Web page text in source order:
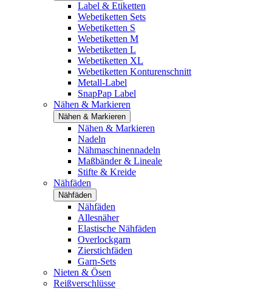
Label & Etiketten
Webetiketten Sets
Webetiketten S
Webetiketten M
Webetiketten L
Webetiketten XL
Webetiketten Konturenschnitt
Metall-Label
SnapPap Label
Nähen & Markieren
Nähen & Markieren
Nähen & Markieren
Nadeln
Nähmaschinennadeln
Maßbänder & Lineale
Stifte & Kreide
Nähfäden
Nähfäden
Nähfäden
Allesnäher
Elastische Nähfäden
Overlockgarn
Zierstichfäden
Garn-Sets
Nieten & Ösen
Reißverschlüsse